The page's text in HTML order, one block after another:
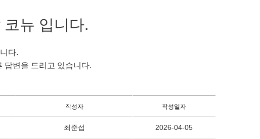
뉴 입니다.
다.
답변을 드리고 있습니다.
작성자 작성일자
최준섭 2026-04-05